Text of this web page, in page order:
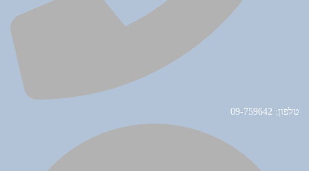
טלפון: 09-759642